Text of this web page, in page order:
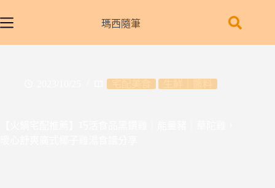
至
瑪西隨筆